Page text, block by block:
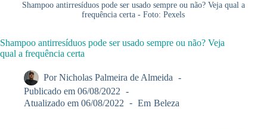
Shampoo antirresíduos pode ser usado sempre ou não? Veja qual a
frequência certa - Foto: Pexels
Shampoo antirresíduos pode ser usado sempre ou não? Veja
qual a frequência certa
Por Nicholas Palmeira de Almeida
Publicado em 06/08/2022
Atualizado em 06/08/2022 Em Beleza